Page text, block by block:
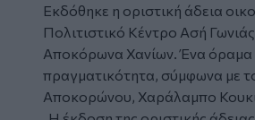
Εκδόθηκε η οριστική άδεια
Πολιτιστικό Κέντρο Ασή
Αποκόρωνα Χανίων. Ένα όραμα
πραγματικότητα, σύμφωνα με
Αποκορώνου, Χαράλαμπο